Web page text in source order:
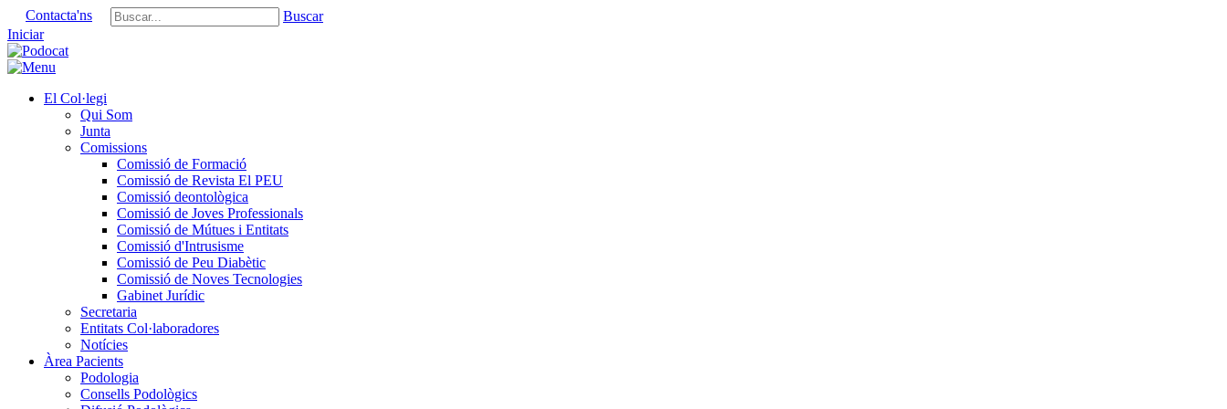
Contacta'ns
Buscar
Iniciar
El Col·legi
Qui Som
Junta
Comissions
Comissió de Formació
Comissió de Revista El PEU
Comissió deontològica
Comissió de Joves Professionals
Comissió de Mútues i Entitats
Comissió d'Intrusisme
Comissió de Peu Diabètic
Comissió de Noves Tecnologies
Gabinet Jurídic
Secretaria
Entitats Col·laboradores
Notícies
Àrea Pacients
Podologia
Consells Podològics